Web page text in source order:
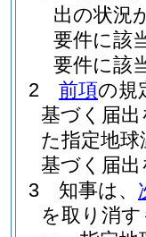
出の状況
要件に該
要件に該
2
前項の規
基づく届
た指定地
基づく届
3
知事は、
を取り消